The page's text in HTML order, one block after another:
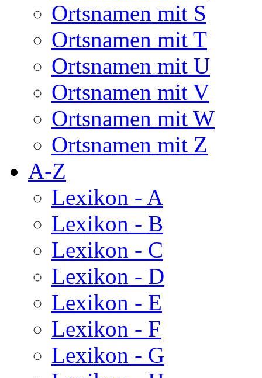
Ortsnamen mit S
Ortsnamen mit T
Ortsnamen mit U
Ortsnamen mit V
Ortsnamen mit W
Ortsnamen mit Z
A-Z
Lexikon - A
Lexikon - B
Lexikon - C
Lexikon - D
Lexikon - E
Lexikon - F
Lexikon - G